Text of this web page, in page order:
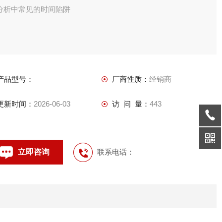
析中常见的时间陷阱
品型号： 厂商性质： 经销商
新时间： 2026-06-03 访 问 量： 443
立即咨询 联系电话：